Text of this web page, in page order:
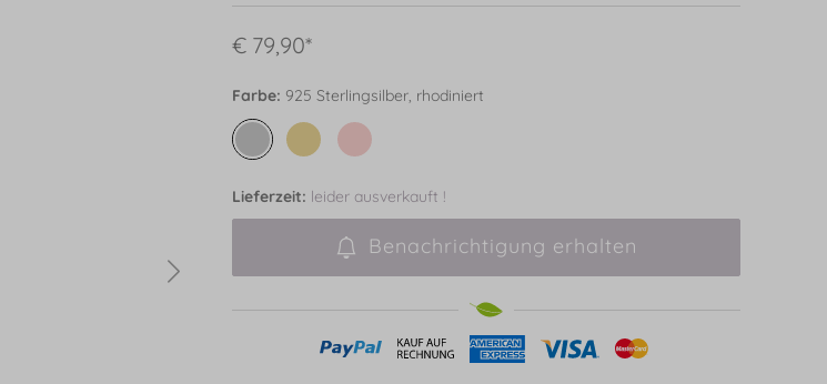
€ 79,90*
Farbe: 925 Sterlingsilber, rhodiniert
Lieferzeit: leider ausverkauft !
Benachrichtigung erhalten